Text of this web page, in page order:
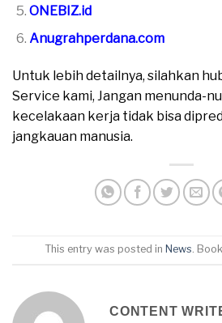
ONEBIZ.id
Anugrahperdana.com
Untuk lebih detailnya, silahkan
Service kami, Jangan menunda-
kecelakaan kerja tidak bisa
jangkauan manusia.
This entry was posted in News.
CONTENT